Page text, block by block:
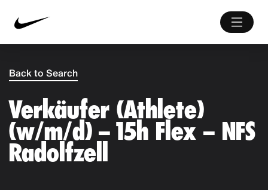
Back to Search
Verkäufer (Athlete)
(w/m/d) – 15h Flex – NFS
Radolfzell